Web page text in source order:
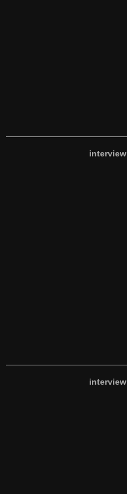
interview
interview